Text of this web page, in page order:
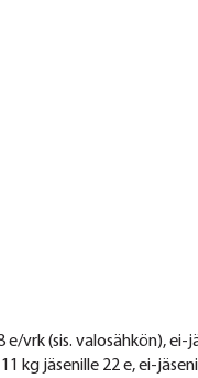
vrk (sis. valosähkön), ei-
kg jäsenille 22 e, ei-